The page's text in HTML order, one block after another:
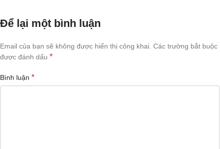
Để lại một bình luận
Email của bạn sẽ không được hiển thị công khai. Các trường bắt buộc
được đánh dấu *
Bình luận *